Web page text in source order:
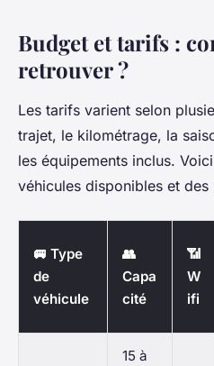
Budget et tarifs :
retrouver ?
Les tarifs varient selon
trajet, le kilométrage, la
les équipements inclus.
véhicules disponibles et des
🚐 Type
de
véhicule
👥
Capa
cité
📶
W
ifi
15 à